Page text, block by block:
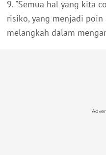
9. "Semua hal yang kita
risiko, yang menjadi
melangkah dalam